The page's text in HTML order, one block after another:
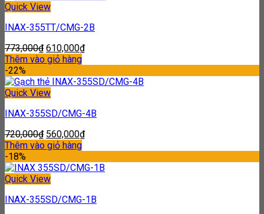
Quick View
INAX-355TT/CMG-2B
773,000₫ 610,000₫
Thêm vào giỏ hàng
-22%
Quick View
INAX-355SD/CMG-4B
720,000₫ 560,000₫
Thêm vào giỏ hàng
-18%
Quick View
INAX-355SD/CMG-1B